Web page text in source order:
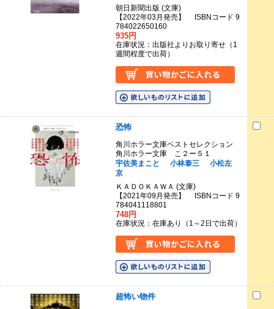
朝日新聞出版 (文庫)
【2022年03月発売】 ISBNコード 9
784022650160
935円
在庫状況：出版社よりお取り寄せ（1
週間程度で出荷）
恐怖
角川ホラー文庫ベストセレクション
角川ホラー文庫 こ２ー５１
宇佐美まこと
小林泰三
小松左
京
ＫＡＤＯＫＡＷＡ (文庫)
【2021年09月発売】 ISBNコード 9
784041118801
748円
在庫状況：在庫あり（1～2日で出荷）
超怖い物件